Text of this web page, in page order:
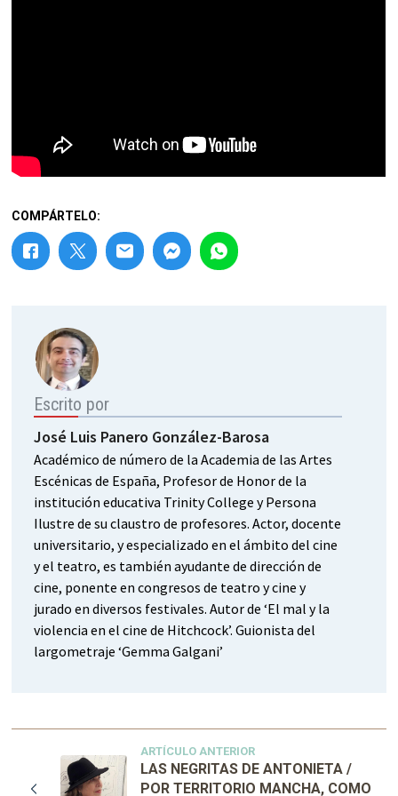
COMPÁRTELO:
Escrito por
José Luis Panero González-Barosa
Académico de número de la Academia de las Artes
Escénicas de España, Profesor de Honor de la
institución educativa Trinity College y Persona
Ilustre de su claustro de profesores. Actor, docente
universitario, y especializado en el ámbito del cine
y el teatro, es también ayudante de dirección de
cine, ponente en congresos de teatro y cine y
jurado en diversos festivales. Autor de ‘El mal y la
violencia en el cine de Hitchcock’. Guionista del
largometraje ‘Gemma Galgani’
ARTÍCULO ANTERIOR
LAS NEGRITAS DE ANTONIETA /
POR TERRITORIO MANCHA, COMO